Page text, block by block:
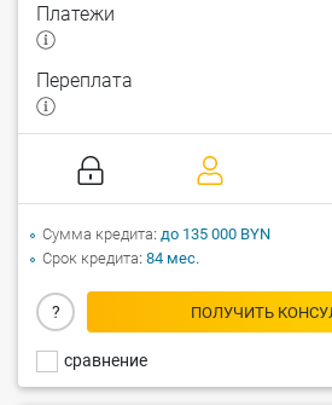
сравнение
Платежи
Переплата
? ПОЛУЧИТЬ
Сумма кредита до 135 000 BYN
Срок кредита 84 мес.